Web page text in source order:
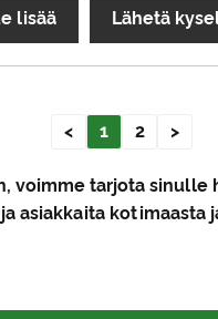
lisää Lähetä
< 1 2 >
tarjota sinulle
asiakkaita